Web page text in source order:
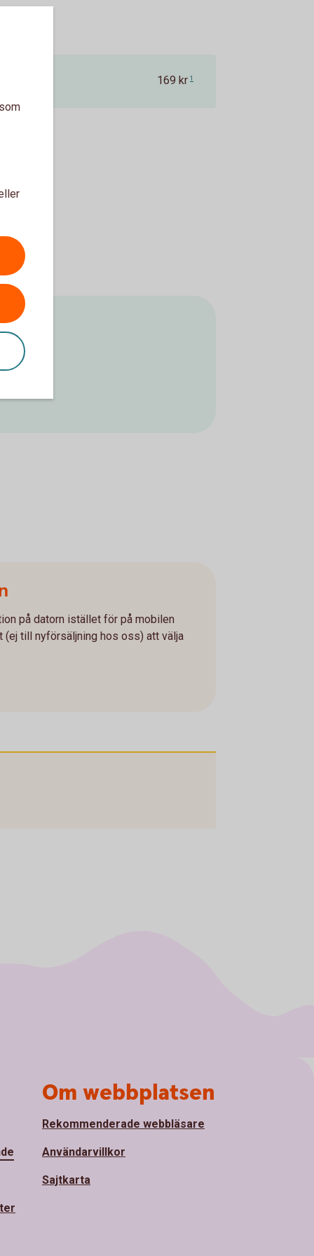
169 kr 1
på datorn istället för på mobilen
(ej till nyförsäljning hos oss) att välja
Om webbplatsen
Rekommenderade webbläsare
Användarvillkor
Sajtkarta